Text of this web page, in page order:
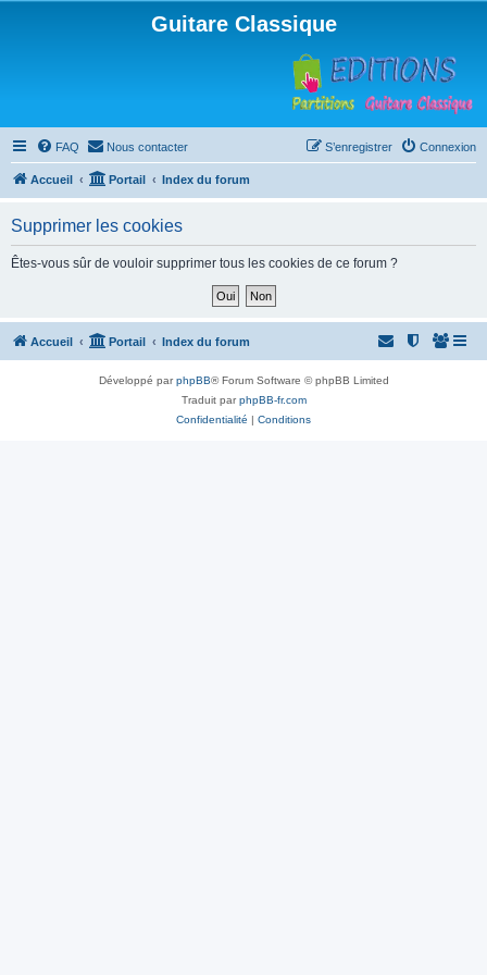
Guitare Classique
FAQ Nous contacter Connexion
S’enregistrer
Accueil Portail Index du forum
Supprimer les cookies
Êtes-vous sûr de vouloir supprimer tous les cookies de ce forum ?
Accueil Portail Index du forum
Développé parphpBB® Forum Software © phpBB Limited
Traduit parphpBB-fr.com
Confidentialité | Conditions